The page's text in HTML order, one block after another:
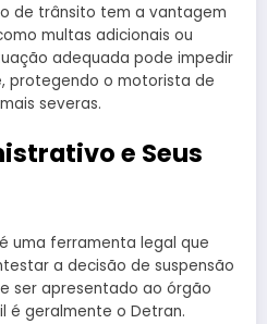
de trânsito tem a vantagem
multas adicionais ou
adequada pode impedir
protegendo o motorista de
severas.
e Seus
uma ferramenta legal que
a decisão de suspensão
ser apresentado ao órgão
é geralmente o Detran.